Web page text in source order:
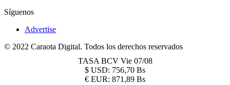
Síguenos
Advertise
© 2022 Caraota Digital. Todos los derechos reservados
TASA BCV Vie 07/08
$ USD: 756,70 Bs
€ EUR: 871,89 Bs